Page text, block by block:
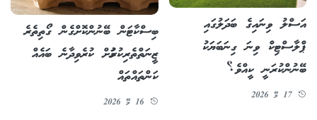
އަސްލު ވިނައިގެ ބަދަލުގައި
ޕްލާސްޓިކް ވިނަ ގިނަބަޔަކު
ބޭނުންކުރަނީ ކީއްވެ؟
17 މޭ 2026
ބިސްކާޓަން ބޭނުންކޮށްގެން ގޯތިތެރެ
ޒީނަތްތެރިކުރުމަށް ކުރެވިދާނެ ބައެއް
ކަންތައްތައް
16 މޭ 2026